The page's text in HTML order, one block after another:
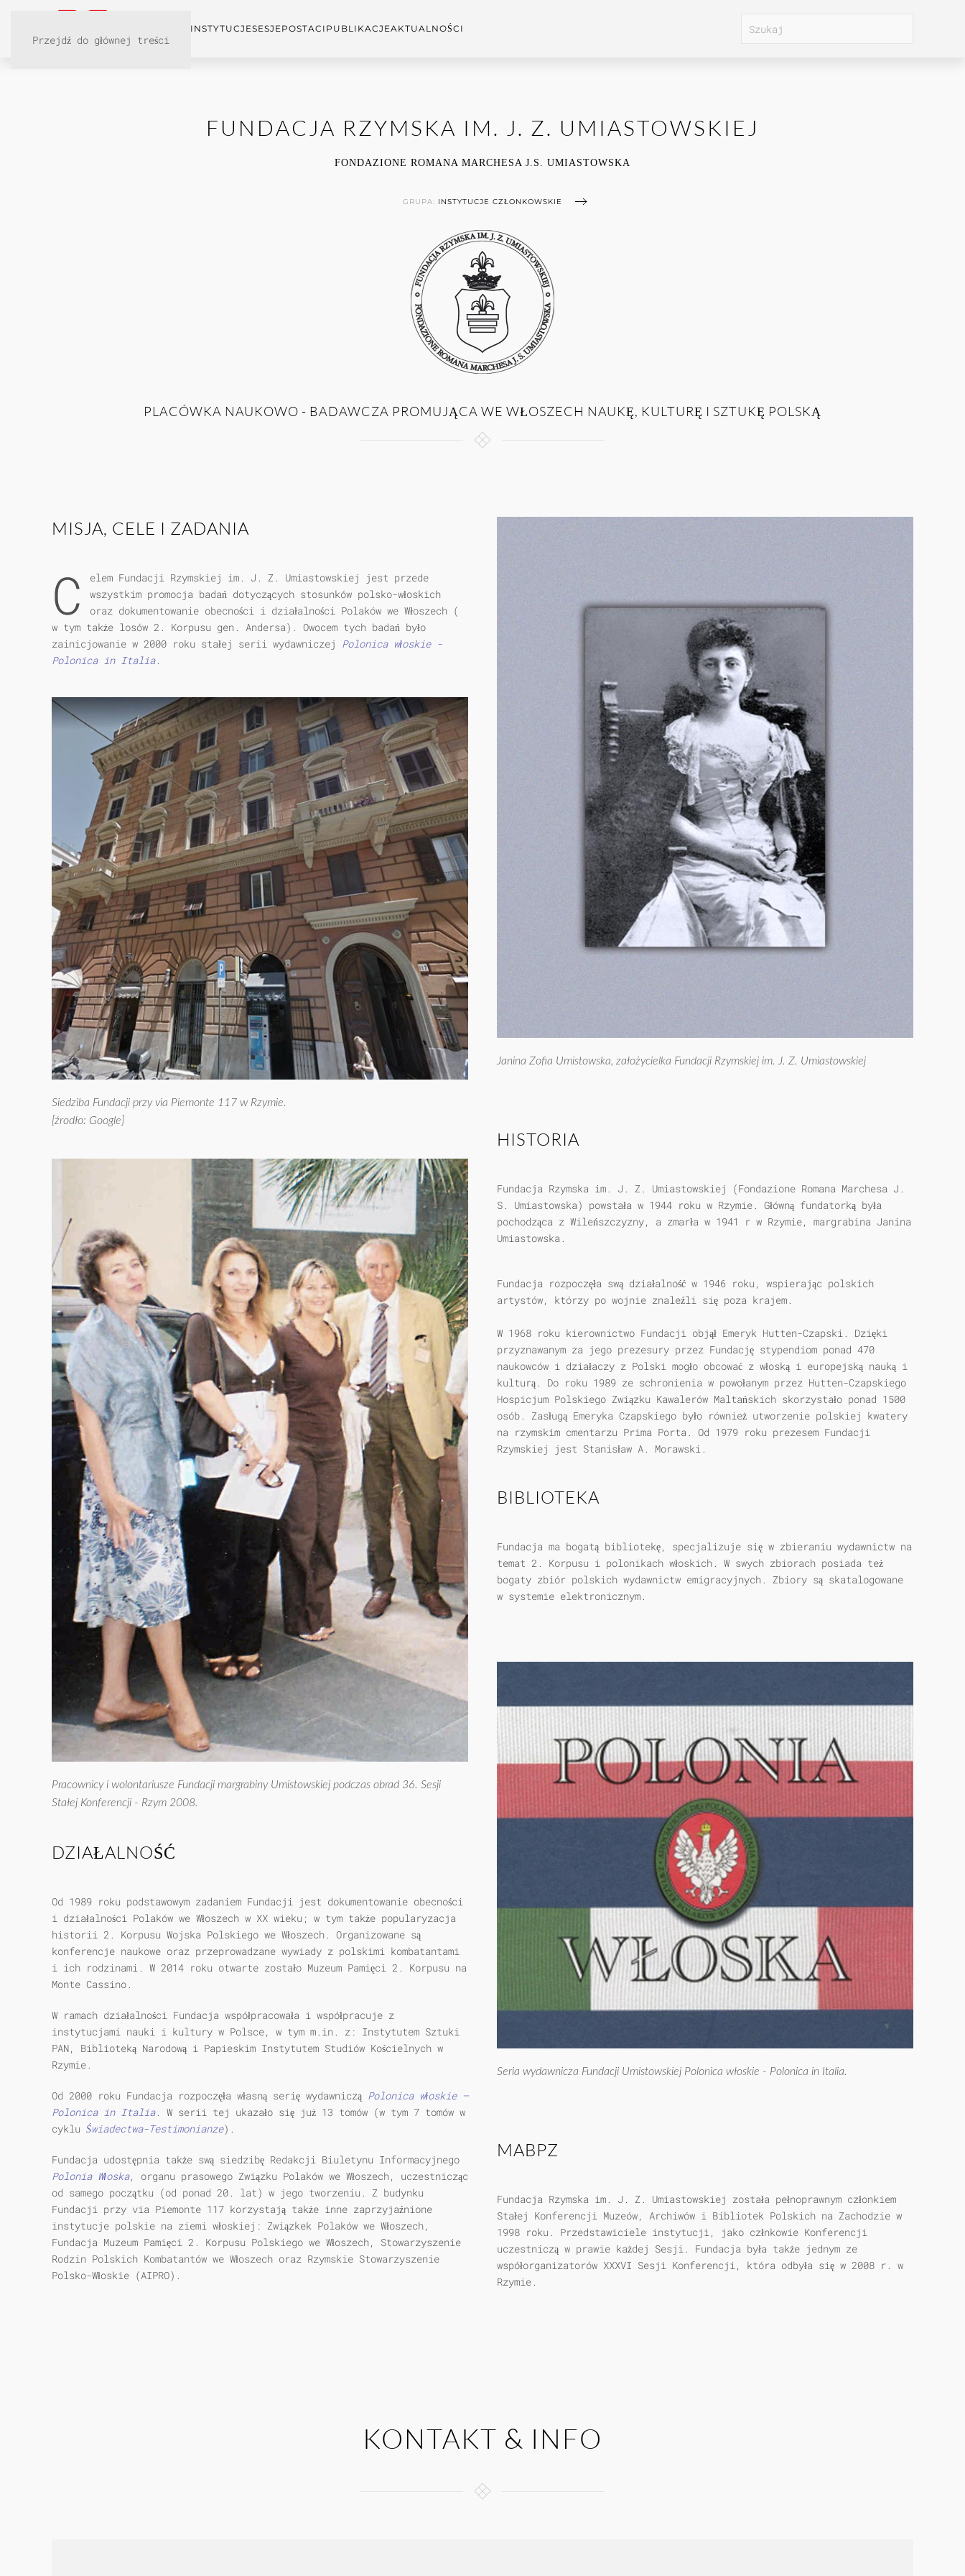
Przejdź do głównej treści
INSTYTUCJESESJEPOSTACI PUBLIKACJEAKTUALNOŚCI
FUNDACJA RZYMSKA IM. J. Z. UMIASTOWSKIEJ
FONDAZIONE ROMANA MARCHESA J.S. UMIASTOWSKA
GRUPA: INSTYTUCJE CZŁONKOWSKIE
PLACÓWKA NAUKOWO - BADAWCZA PROMUJĄCA WE WŁOSZECH NAUKĘ, KULTURĘ I SZTUKĘ POLSKĄ
MISJA, CELE I ZADANIA
C
elem Fundacji Rzymskiej im. J. Z. Umiastowskiej jest przede
wszystkim promocja badań dotyczących stosunków polsko-włoskich
oraz dokumentowanie obecności i działalności Polaków we Włoszech (
w tym także losów 2. Korpusu gen. Andersa). Owocem tych badań było
zainicjowanie w 2000 roku stałej serii wydawniczej Polonica włoskie -
Polonica in Italia.
Siedziba Fundacji przy via Piemonte 117 w Rzymie.
[źrodło: Google]
Pracownicy i wolontariusze Fundacji margrabiny Umistowskiej podczas obrad 36. Sesji
Stałej Konferencji - Rzym 2008.
DZIAŁALNOŚĆ
Od 1989 roku podstawowym zadaniem Fundacji jest dokumentowanie obecności
i działalności Polaków we Włoszech w XX wieku; w tym także popularyzacja
historii 2. Korpusu Wojska Polskiego we Włoszech. Organizowane są
konferencje naukowe oraz przeprowadzane wywiady z polskimi kombatantami
i ich rodzinami. W 2014 roku otwarte zostało Muzeum Pamięci 2. Korpusu na
Monte Cassino.
W ramach działalności Fundacja współpracowała i współpracuje z
instytucjami nauki i kultury w Polsce, w tym m.in. z: Instytutem Sztuki
PAN, Biblioteką Narodową i Papieskim Instytutem Studiów Kościelnych w
Rzymie.
Od 2000 roku Fundacja rozpoczęła własną serię wydawniczą Polonica włoskie –
Polonica in Italia. W serii tej ukazało się już 13 tomów (w tym 7 tomów w
cyklu Świadectwa-Testimonianze).
Fundacja udostępnia także swą siedzibę Redakcji Biuletynu Informacyjnego
Polonia Włoska, organu prasowego Związku Polaków we Włoszech, uczestnicząc
od samego początku (od ponad 20. lat) w jego tworzeniu. Z budynku
Fundacji przy via Piemonte 117 korzystają także inne zaprzyjaźnione
instytucje polskie na ziemi włoskiej: Związkek Polaków we Włoszech,
Fundacja Muzeum Pamięci 2. Korpusu Polskiego we Włoszech, Stowarzyszenie
Rodzin Polskich Kombatantów we Włoszech oraz Rzymskie Stowarzyszenie
Polsko-Włoskie (AIPRO).
Janina Zofia Umistowska, założycielka Fundacji Rzymskiej im. J. Z. Umiastowskiej
HISTORIA
Fundacja Rzymska im. J. Z. Umiastowskiej (Fondazione Romana Marchesa J.
S. Umiastowska) powstała w 1944 roku w Rzymie. Główną fundatorką była
pochodząca z Wileńszczyzny, a zmarła w 1941 r w Rzymie, margrabina Janina
Umiastowska.
Fundacja rozpoczęła swą działalność w 1946 roku, wspierając polskich
artystów, którzy po wojnie znaleźli się poza krajem.
W 1968 roku kierownictwo Fundacji objął Emeryk Hutten-Czapski. Dzięki
przyznawanym za jego prezesury przez Fundację stypendiom ponad 470
naukowców i działaczy z Polski mogło obcować z włoską i europejską nauką i
kulturą. Do roku 1989 ze schronienia w powołanym przez Hutten-Czapskiego
Hospicjum Polskiego Związku Kawalerów Maltańskich skorzystało ponad 1500
osób. Zasługą Emeryka Czapskiego było również utworzenie polskiej kwatery
na rzymskim cmentarzu Prima Porta. Od 1979 roku prezesem Fundacji
Rzymskiej jest Stanisław A. Morawski.
BIBLIOTEKA
Fundacja ma bogatą bibliotekę, specjalizuje się w zbieraniu wydawnictw na
temat 2. Korpusu i polonikach włoskich. W swych zbiorach posiada też
bogaty zbiór polskich wydawnictw emigracyjnych. Zbiory są skatalogowane
w systemie elektronicznym.
Seria wydawnicza Fundacji Umistowskiej Polonica włoskie - Polonica in Italia.
MABPZ
Fundacja Rzymska im. J. Z. Umiastowskiej została pełnoprawnym członkiem
Stałej Konferencji Muzeów, Archiwów i Bibliotek Polskich na Zachodzie w
1998 roku. Przedstawiciele instytucji, jako człnkowie Konferencji
uczestniczą w prawie każdej Sesji. Fundacja była także jednym ze
współorganizatorów XXXVI Sesji Konferencji, która odbyła się w 2008 r. w
Rzymie.
KONTAKT & INFO